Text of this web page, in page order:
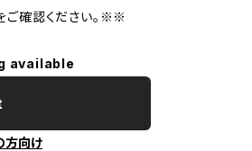
確認ください。※※
available
方向け